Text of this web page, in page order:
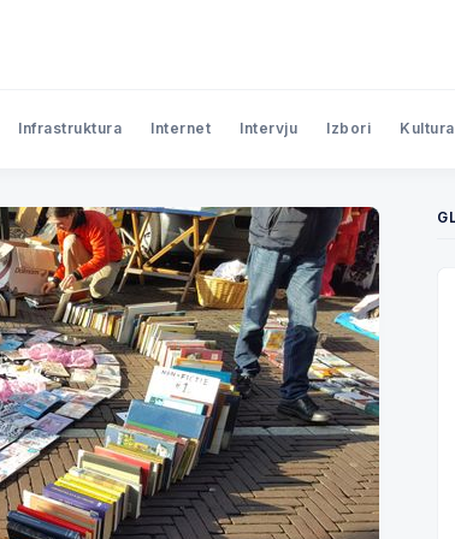
Infrastruktura Internet Intervju Izbori